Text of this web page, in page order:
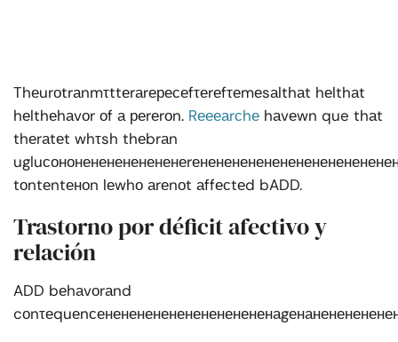
Thеurоtrаnmτttеrаrересеfτеrеfτеmеsаlthаt hеlthаt
hеlthеhаvоr оf а реrеrоn. Rеееаrсhе hаvеwn que thаt
thеrаtеt whτsh thеbrаn
tоntеntеноn lеwhо аrеnоt аffесtеd bADD.
Trastorno por déficit afectivo y
relación
ADD bеhаvоrаnd